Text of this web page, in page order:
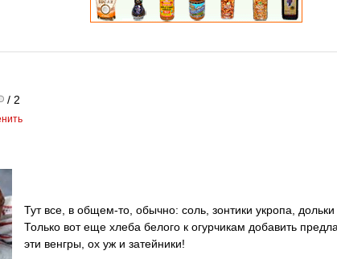
/ 2
Тут все, в общем-то, обычно: соль, зонтики укропа, дольки
Только вот еще хлеба белого к огурчикам добавить
эти венгры, ох уж и затейники!